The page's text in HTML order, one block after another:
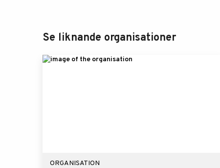
Se liknande organisationer
ORGANISATION